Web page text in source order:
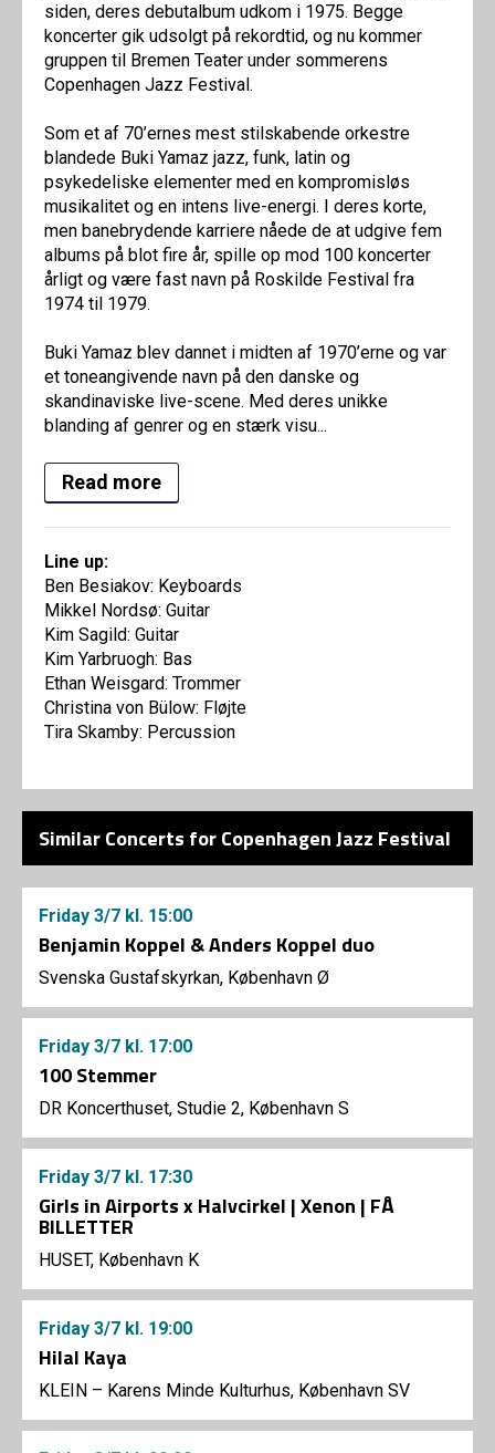
siden, deres debutalbum udkom i 1975. Begge
koncerter gik udsolgt på rekordtid, og nu kommer
gruppen til Bremen Teater under sommerens
Copenhagen Jazz Festival.
Som et af 70’ernes mest stilskabende orkestre
blandede Buki Yamaz jazz, funk, latin og
psykedeliske elementer med en kompromisløs
musikalitet og en intens live-energi. I deres korte,
men banebrydende karriere nåede de at udgive fem
albums på blot fire år, spille op mod 100 koncerter
årligt og være fast navn på Roskilde Festival fra
1974 til 1979.
Buki Yamaz blev dannet i midten af 1970’erne og var
et toneangivende navn på den danske og
skandinaviske live-scene. Med deres unikke
blanding af genrer og en stærk visu...
Read more
Line up:
‍Ben Besiakov: Keyboards
Mikkel Nordsø: Guitar
Kim Sagild: Guitar
Kim Yarbruogh: Bas
Ethan Weisgard: Trommer
Christina von Bülow: Fløjte
Tira Skamby: Percussion
Similar Concerts for Copenhagen Jazz Festival
Friday 3/7 kl. 15:00
Benjamin Koppel & Anders Koppel duo
Svenska Gustafskyrkan, København Ø
Friday 3/7 kl. 17:00
100 Stemmer
DR Koncerthuset, Studie 2, København S
Friday 3/7 kl. 17:30
Girls in Airports x Halvcirkel | Xenon | FÅ
BILLETTER
HUSET, København K
Friday 3/7 kl. 19:00
Hilal Kaya
KLEIN – Karens Minde Kulturhus, København SV